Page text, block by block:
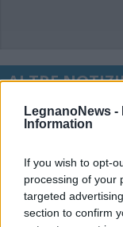
LegnanoNews -
Information
If you wish to opt-
processing of your
targeted
section to confirm
ALTRE